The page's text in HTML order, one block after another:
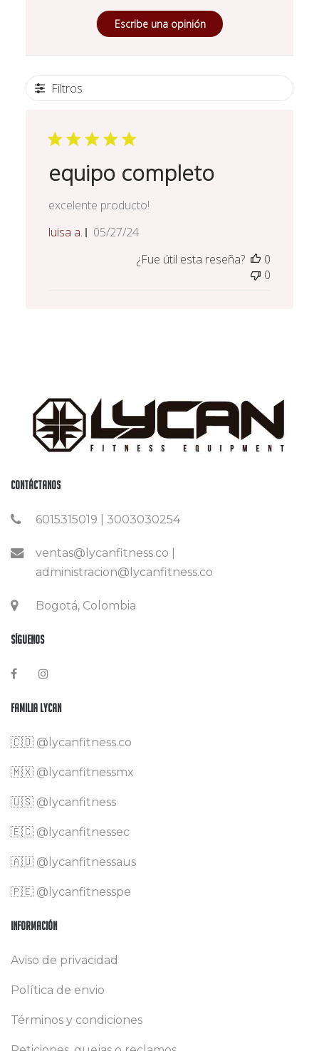
Escribe una opinión
Filtros
equipo completo
excelente producto!
luisa a.
Fecha
publicación
05/27/24
¿Fue útil esta reseña?
0
0
Contáctanos
6015315019 | 3003030254
ventas@lycanfitness.co |
administracion@lycanfitness.co
Bogotá, Colombia
Síguenos
Familia Lycan
🇨🇴 @lycanfitness.co
🇲🇽 @lycanfitnessmx
🇺🇸 @lycanfitness
🇪🇨 @lycanfitnessec
🇦🇺 @lycanfitnessaus
🇵🇪 @lycanfitnesspe
Información
Aviso de privacidad
Política de envio
Términos y condiciones